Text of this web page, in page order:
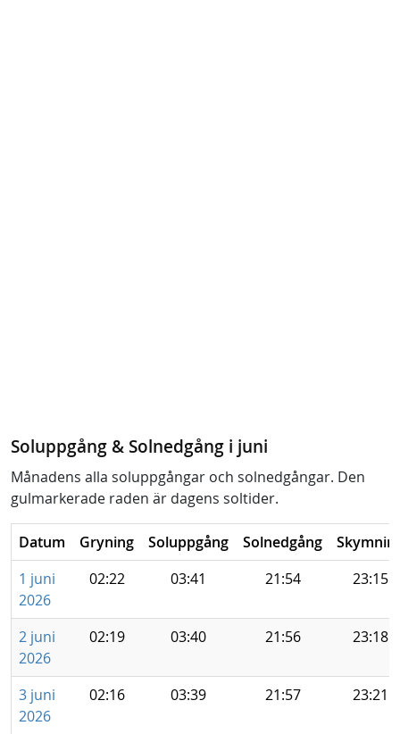
Soluppgång & Solnedgång i juni
Månadens alla soluppgångar och solnedgångar. Den
gulmarkerade raden är dagens soltider.
Datum Gryning Soluppgång Solnedgång
1 juni
2026
02:22 03:41 21:54 23:15
2 juni
2026
02:19 03:40 21:56 23:18
3 juni
2026
02:16 03:39 21:57 23:21